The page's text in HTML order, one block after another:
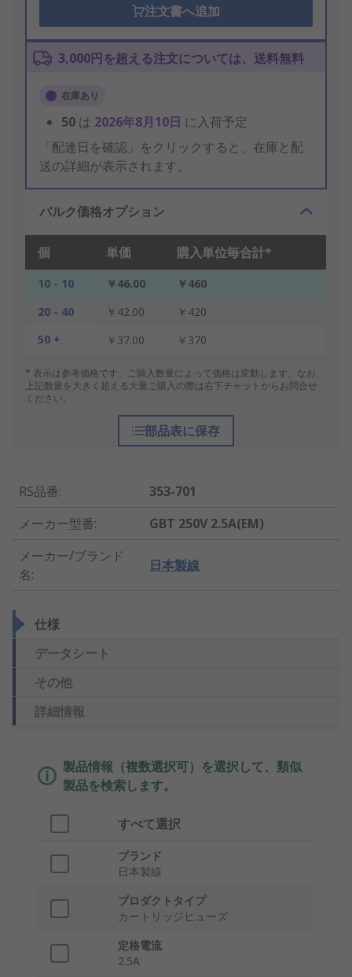
注文書へ追加
3,000円を超える注文については、送料無料
在庫あり
50 は 2026年8月10日 に入荷予定
「配達日を確認」をクリックすると、在庫と配
送の詳細が表示されます。
バルク価格オプション
個 単価 購入単位毎合計*
10 - 10 ￥46.00
￥460
20 - 40
￥42.00
￥420
50 +
￥37.00 ￥370
* 表示は参考価格です。ご購入数量によって価格は変動します。なお、
上記数量を大きく超える大量ご購入の際は右下チャットからお問合せ
ください。
部品表に保存
RS品番:
353-701
メーカー型番:
GBT 250V 2.5A(EM)
メーカー/ブランド
名:
日本製線
仕様
データシート
その他
詳細情報
製品情報（複数選択可）を選択して、類似
製品を検索します。
すべて選択
ブランド
日本製線
プロダクトタイプ
カートリッジヒューズ
定格電流
2.5A